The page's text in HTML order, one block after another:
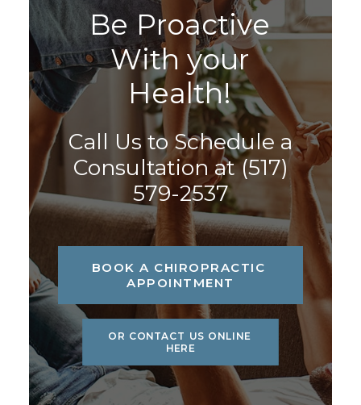
Be Proactive
With your
Health!
Call Us to Schedule a
Consultation at(517)
579-2537
BOOK A CHIROPRACTIC
APPOINTMENT
OR CONTACT US ONLINE
HERE